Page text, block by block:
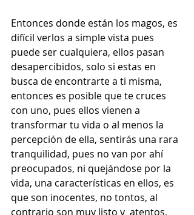
Entonces donde están los magos, es
difícil verlos a simple vista pues
puede ser cualquiera, ellos pasan
desapercibidos, solo si estas en
busca de encontrarte a ti misma,
entonces es posible que te cruces
con uno, pues ellos vienen a
transformar tu vida o al menos la
percepción de ella, sentirás una rara
tranquilidad, pues no van por ahí
preocupados, ni quejándose por la
vida, una características en ellos, es
que son inocentes, no tontos, al
contrario son muy listo y  atentos,